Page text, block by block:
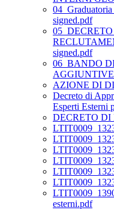
signed.pdf
signed.pdf
06_BANDO
AGGIUNTIVE
AZIONE DI
Decreto di
Esperti Esterni
DECRETO DI
esterni.pdf